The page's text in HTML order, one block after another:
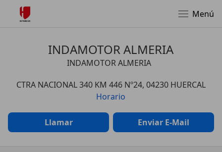
Menú
INDAMOTOR ALMERIA
INDAMOTOR ALMERIA
CTRA NACIONAL 340 KM 446 Nº24, 04230 HUERCAL
Horario
Llamar Enviar E-Mail